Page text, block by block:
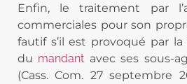
Enfin, le traitement par
commerciales pour son
fautif s’il est provoqué par
du mandant avec ses sous-
(Cass. Com. 27 septembre